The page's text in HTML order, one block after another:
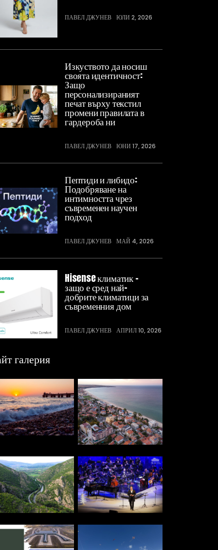
ПАВЕЛ ДЖУНЕВ ЮЛИ 2, 2026
Изкуството да носиш
своята идентичност:
Защо
персонализираният
печат върху текстил
промени правилата в
гардероба ни
ПАВЕЛ ДЖУНЕВ ЮНИ 17, 2026
Пептиди и либидо:
Подобряване на
интимността чрез
съвременен научен
подход
ПАВЕЛ ДЖУНЕВ МАЙ 4, 2026
Hisense климатик –
защо е сред най-
добрите климатици за
съвременния дом
ПАВЕЛ ДЖУНЕВ АПРИЛ 10, 2026
галерия